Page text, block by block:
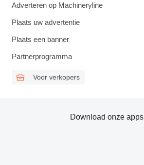
Adverteren op Machineryline
Plaats uw advertentie
Plaats een banner
Partnerprogramma
Voor verkopers
Download onze apps